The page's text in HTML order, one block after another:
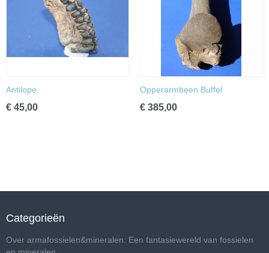
Antilope
€ 45,00
Opperarmbeen Buffel
€ 385,00
Categorieën
Over armafossielen&mineralen: Een fantasiewereld van fossielen